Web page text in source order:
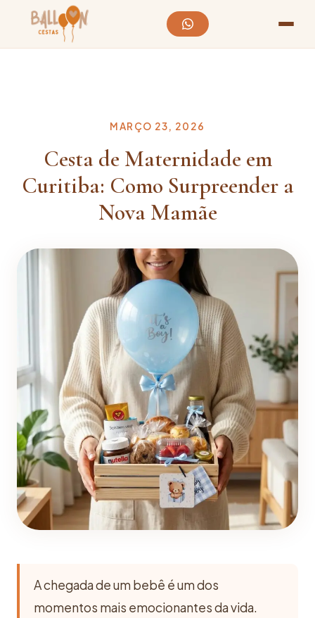
MARÇO 23, 2026
Cesta de Maternidade em
Curitiba: Como Surpreender a
Nova Mamãe
A chegada de um bebê é um dos
momentos mais emocionantes da vida.